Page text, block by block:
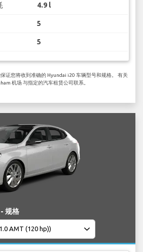
4.9 l
5
5
证您将收到准确的 Hyundai i20 车辆型号和规格。 有关
机场 与指定的汽车租赁公司联系。
规格